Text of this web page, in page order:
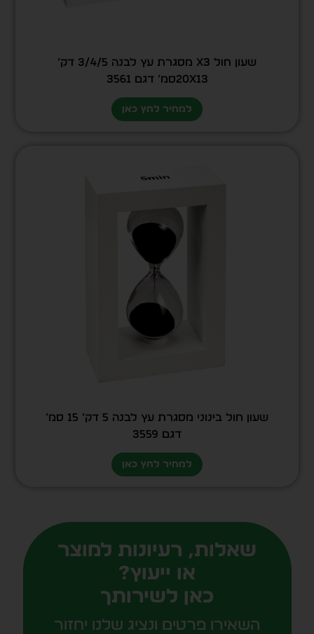
שעון חול X3 מסגרת עץ לבנה 3/4/5 דק’
20X13סמ’ דגם 3561
למחיר לחץ כאן
שעון חול בינוני מסגרת עץ לבנה 5 דק’ 15 סמ’
דגם 3559
למחיר לחץ כאן
שאלות, רעיונות למוצר
או ייעוץ?
כאן לשירותך
השאירו פרטים ונציג שלנו יחזור